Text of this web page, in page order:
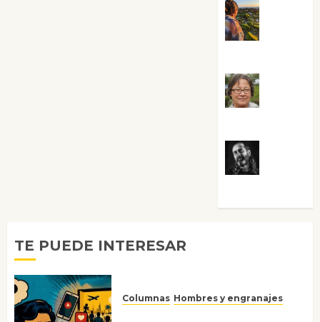
TE PUEDE INTERESAR
Columnas Hombres y engranajes